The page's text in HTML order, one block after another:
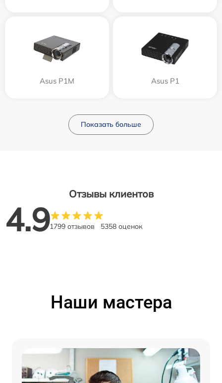
Asus P1M Asus P1
Показать больше
Отзывы клиентов
4.91799 отзывов 5358 оценок
Наши мастера